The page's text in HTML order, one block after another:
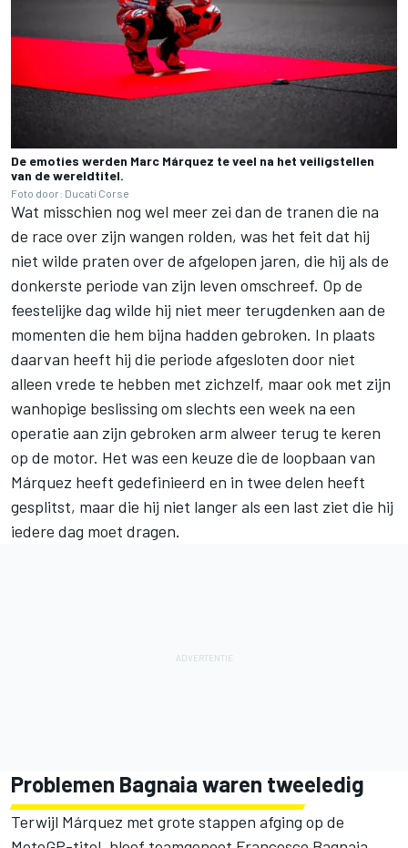
De emoties werden Marc Márquez te veel na het veiligstellen
van de wereldtitel.
Foto door: Ducati Corse
Wat misschien nog wel meer zei dan de tranen die na
de race over zijn wangen rolden, was het feit dat hij
niet wilde praten over de afgelopen jaren, die hij als de
donkerste periode van zijn leven omschreef. Op de
feestelijke dag wilde hij niet meer terugdenken aan de
momenten die hem bijna hadden gebroken. In plaats
daarvan heeft hij die periode afgesloten door niet
alleen vrede te hebben met zichzelf, maar ook met zijn
wanhopige beslissing om slechts een week na een
operatie aan zijn gebroken arm alweer terug te keren
op de motor. Het was een keuze die de loopbaan van
Márquez heeft gedefinieerd en in twee delen heeft
gesplitst, maar die hij niet langer als een last ziet die hij
iedere dag moet dragen.
Problemen Bagnaia waren tweeledig
Terwijl Márquez met grote stappen afging op de